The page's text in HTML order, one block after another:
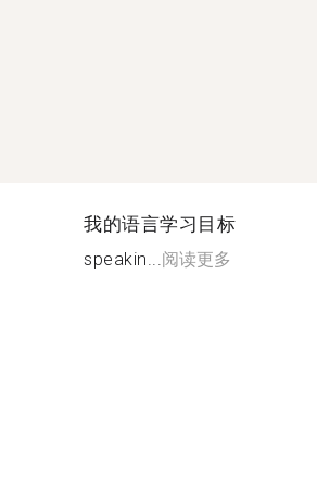
我的语言学习目标
speakin... 阅读更多